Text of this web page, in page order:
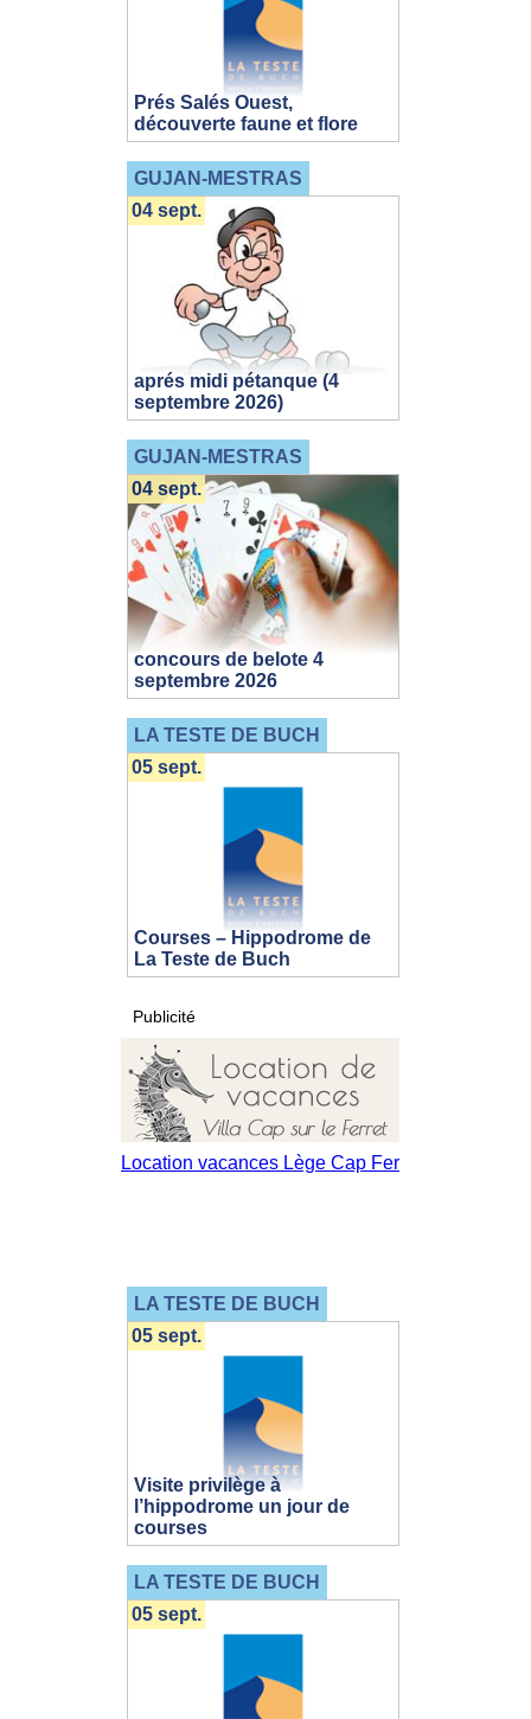
Prés Salés Ouest,
découverte faune et flore
GUJAN-MESTRAS
aprés midi pétanque (4
septembre 2026)
04 sept.
GUJAN-MESTRAS
concours de belote 4
septembre 2026
04 sept.
LA TESTE DE BUCH
Courses – Hippodrome de
La Teste de Buch
05 sept.
Publicité
LA TESTE DE BUCH
Visite privilège à
l’hippodrome un jour de
courses
05 sept.
LA TESTE DE BUCH
05 sept.